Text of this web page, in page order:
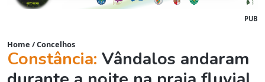
PUB
Home /Concelhos
Constância: Vândalos andaram